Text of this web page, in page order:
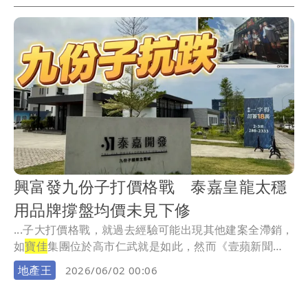
興富發九份子打價格戰 泰嘉皇龍太穩
用品牌撐盤均價未見下修
...子大打價格戰，就過去經驗可能出現其他建案全滯銷，
如寶佳集團位於高市仁武就是如此，然而《壹蘋新聞
網》統...
地產王 2026/06/02 00:06